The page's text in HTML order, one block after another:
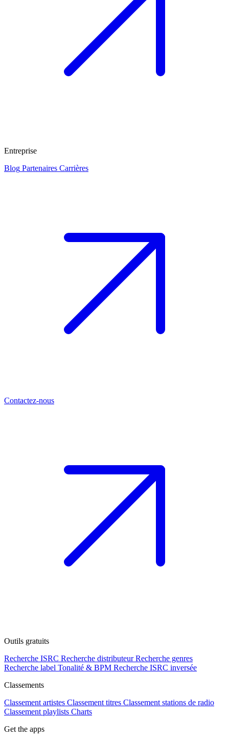
Entreprise
Blog Partenaires Carrières
Contactez-nous
Outils gratuits
Recherche ISRC Recherche distributeur Recherche genres
Recherche label Tonalité & BPM Recherche ISRC inversée
Classements
Classement artistes Classement titres Classement stations de radio
Classement playlists Charts
Get the apps